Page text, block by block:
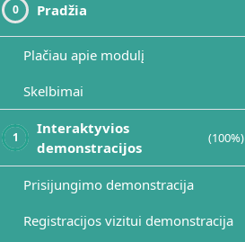
0 Pradžia
Plačiau apie modulį
Skelbimai
1
Interaktyvios
demonstracijos
(100%)
Prisijungimo demonstracija
Registracijos vizitui demonstracija